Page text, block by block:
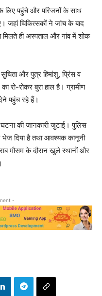
लिए पहुंचे और परिजनों के साथ
जहां चिकित्सकों ने जांच के बाद
मिलते ही अस्पताल और गांव में शोक
और पुत्र हिमांशु, प्रिंस व
रो-रोकर बुरा हाल है। ग्रामीण
देने पहुंच रहे हैं।
की जानकारी जुटाई। पुलिस
दिया है तथा आवश्यक कानूनी
मौसम के दौरान खुले स्थानों और
-